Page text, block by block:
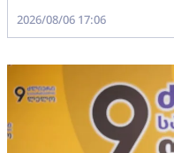
2026/08/06 17:06